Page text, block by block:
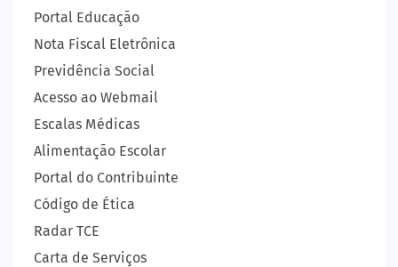
Portal Educação
Nota Fiscal Eletrônica
Previdência Social
Acesso ao Webmail
Escalas Médicas
Alimentação Escolar
Portal do Contribuinte
Código de Ética
Radar TCE
Carta de Serviços